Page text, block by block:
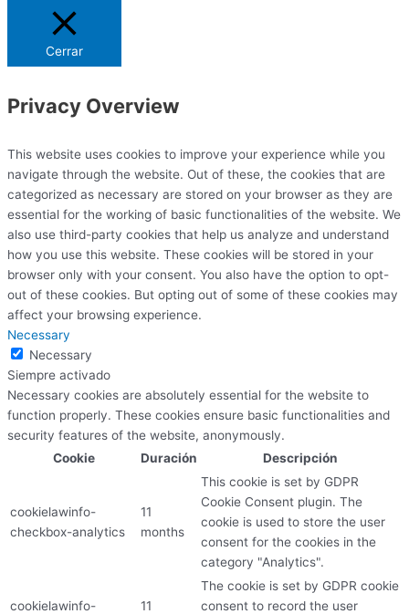
Cerrar
Privacy Overview
This website uses cookies to improve your experience while you
navigate through the website. Out of these, the cookies that are
categorized as necessary are stored on your browser as they are
essential for the working of basic functionalities of the website. We
also use third-party cookies that help us analyze and understand
how you use this website. These cookies will be stored in your
browser only with your consent. You also have the option to opt-
out of these cookies. But opting out of some of these cookies may
affect your browsing experience.
Necessary
Necessary
Siempre activado
Necessary cookies are absolutely essential for the website to
function properly. These cookies ensure basic functionalities and
security features of the website, anonymously.
Cookie
Duración Descripción
cookielawinfo-
checkbox-analytics
11
months
This cookie is set by GDPR
Cookie Consent plugin. The
cookie is used to store the user
consent for the cookies in the
category "Analytics".
cookielawinfo-
11
The cookie is set by GDPR cookie
consent to record the user